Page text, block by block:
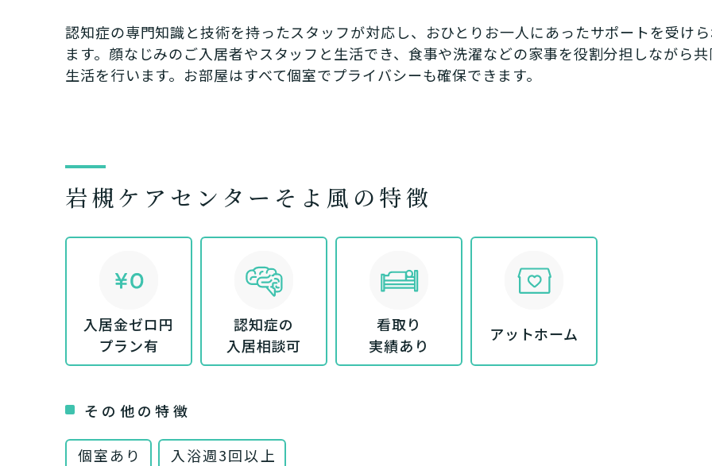
認知症の専門知識と技術を持ったスタッフが対応し、おひとりお一人にあったサポートを受け
ます。顔なじみのご入居者やスタッフと生活でき、食事や洗濯などの家事を役割分担しながら
生活を行います。お部屋はすべて個室でプライバシーも確保できます。
岩槻ケアセンターそよ風の特徴
入居金ゼロ円
プラン有
認知症の
入居相談可
看取り
実績あり
アットホーム
その他の特徴
個室あり 入浴週3回以上
「どのサービスを使ったらいいのかわからない!」という方
最大4つの質問に答えていただくだけで、おすすめの介護保険サービス
ご自宅で生活しながら介護サービスを使
老人ホームなどの施設に移り住みた
現在、日常生活を送るうえで誰かの介護など
か？
必要
介護施設へ通いたいですか？
認知症の診断を受けています
または物忘れなど認知症の疑いはあ
一時的に宿泊したいですか？
要支援１～２